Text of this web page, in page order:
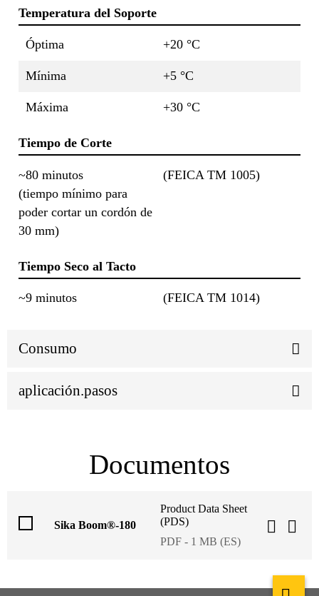
Temperatura del Soporte
Óptima +20 °C
Mínima +5 °C
Máxima +30 °C
Tiempo de Corte
~80 minutos
(tiempo mínimo para
poder cortar un cordón de
30 mm)
(FEICA TM 1005)
Tiempo Seco al Tacto
~9 minutos (FEICA TM 1014)
Consumo
aplicación.pasos
Documentos
Sika Boom®-180
Product Data Sheet
(PDS)
PDF - 1 MB (ES)